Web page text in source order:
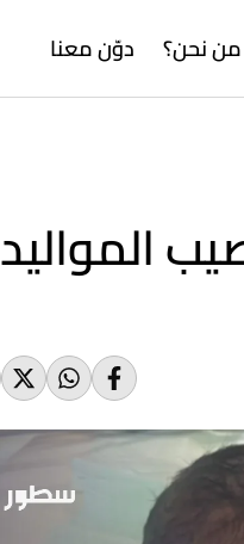
من نحن؟ دوّن معنا
المواليد